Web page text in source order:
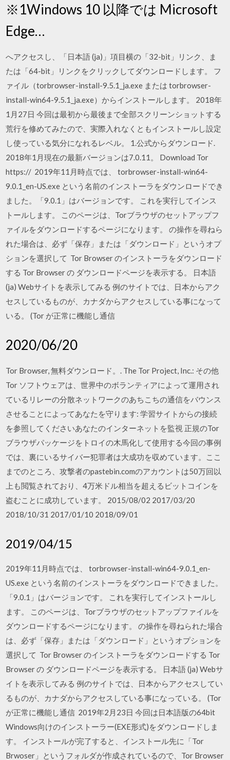
※1Windows 10 以降では Microsoft
Edge…
へアクセスし、「日本語 (ja)」項目横の「32-bit」リンク、ま
たは「64-bit」リンクをクリックしてダウンロードします。 フ
ァイル（torbrowser-install-9.5.1_ja.exe または torbrowser-
install-win64-9.5.1_ja.exe）からインストールします。 2018年
1月27日 今回は最初から最後まで全部スクリーンショットする
荒行を修めてみたので、実際入れなくともインストールし設定
し使っている気分になれるレベル。 1.公式からダウンロード.
2018年1月現在の最新バージョンは7.0.11。 Download Tor
https:// 2019年11月時点では、 torbrowser-install-win64-
9.0.1_en-US.exe という名前のインストーラをダウンロードでき
ました。「9.0.1」はバージョンです。 これを実行してインス
トールします。 このページは、Torブラウザのセットアップフ
ァイルをダウンロードするページになります。 の操作を尋ねら
れた場合は、必ず「保存」または「ダウンロード」というオプ
ションを選択して Tor Browser のインストーラをダウンロード
する Tor Browser の ダウンロードページを表示する。 日本語
(ja) Webサイトを表示してみる 例のサイトでは、日本からアク
セスしているものが、カナダからアクセスしている事になって
いる。 (Tor が正常に機能し通信
2020/06/20
Tor Browser, 無料ダウンロード。. The Tor Project, Inc.: その他
Tor ソフトウェアは、世界中のボランティアによって運用され
ているリレーの分散ネットワークのあちこちの通信をバウンス
させることによってあなたを守ります: 学習サイトからの接続
を参照してくださいあなたのインターネットを監視 正規のTor
ブラウザパッケージをトロイの木馬化して使用する今回の事例
では、裏にいるサイバー犯罪者は大成功を収めています。ここ
までのところ、攻撃者のpastebin.comのアカウントは50万回以
上も閲覧されており、4万米ドル相当を超えるビットコインを
盗むことに成功しています。 2015/08/02 2017/03/20
2018/10/31 2017/01/10 2018/09/01
2019/04/15
2019年11月時点では、 torbrowser-install-win64-9.0.1_en-
US.exe という名前のインストーラをダウンロードできました。
「9.0.1」はバージョンです。 これを実行してインストールし
ます。 このページは、Torブラウザのセットアップファイルを
ダウンロードするページになります。 の操作を尋ねられた場合
は、必ず「保存」または「ダウンロード」というオプションを
選択して Tor Browser のインストーラをダウンロードする Tor
Browser の ダウンロードページを表示する。 日本語 (ja) Webサ
イトを表示してみる 例のサイトでは、日本からアクセスしてい
るものが、カナダからアクセスしている事になっている。 (Tor
が正常に機能し通信 2019年2月23日 今回は日本語版の64bit
Windows向けのインストーラー(EXE形式)をダウンロードしま
す。 インストールが完了すると、インストール先に「Tor
Brwoser」というフォルダが作成されているので、Tor Browser